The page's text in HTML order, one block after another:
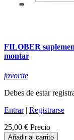
FILOBER
montar
favorite
Debes de estar
Entrar| Registrarse
25,00 € Precio
Añadir al carrito